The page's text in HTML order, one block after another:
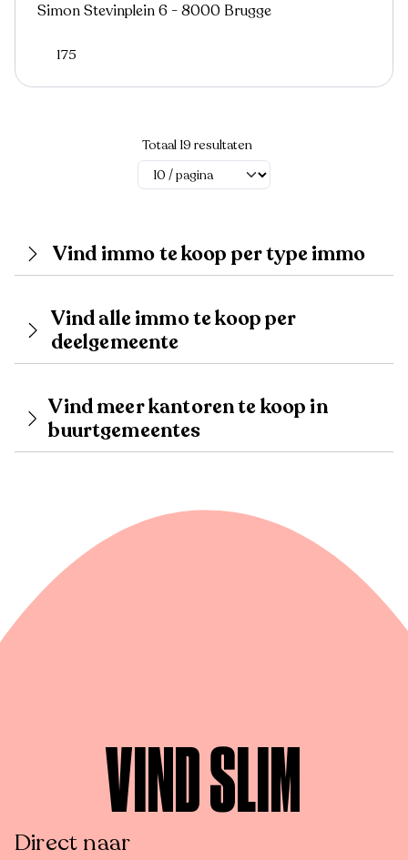
Simon Stevinplein 6 - 8000 Brugge
175
Totaal 19 resultaten
Vind immo te koop per type immo
Vind alle immo te koop per
deelgemeente
Vind meer kantoren te koop in
buurtgemeentes
VIND SLIM
Direct naar